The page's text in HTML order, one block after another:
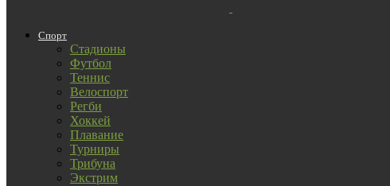
Спорт
Стадионы
Футбол
Теннис
Велоспорт
Регби
Хоккей
Плавание
Турниры
Трибуна
Экстрим